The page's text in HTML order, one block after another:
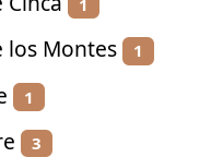
1
los Montes 1
1
3